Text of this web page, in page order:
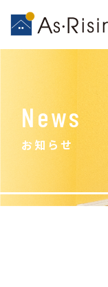
News
お知らせ